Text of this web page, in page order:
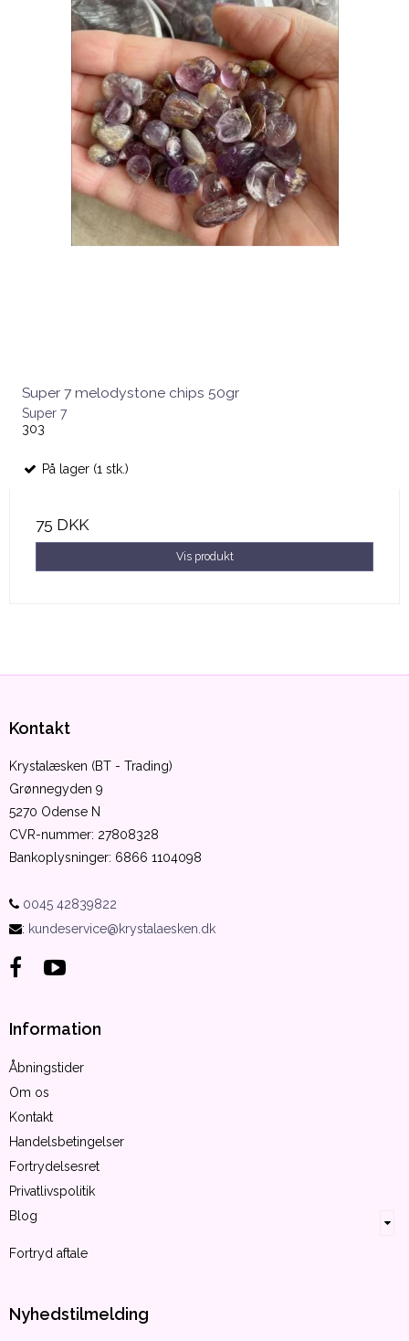
Super 7 melodystone chips 50gr
Super 7
303
På lager (1 stk.)
75 DKK
Vis produkt
Kontakt
Krystalæsken (BT - Trading)
Grønnegyden 9
5270 Odense N
CVR-nummer: 27808328
Bankoplysninger: 6866 1104098
0045 42839822
: kundeservice@krystalaesken.dk
Information
Åbningstider
Om os
Kontakt
Handelsbetingelser
Fortrydelsesret
Privatlivspolitik
Blog
Fortryd aftale
Nyhedstilmelding